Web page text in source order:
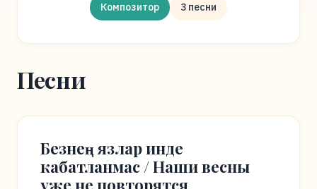
Композитор 3 песни
Песни
Безнең язлар инде
кабатланмас / Наши весны
уже не повторятся